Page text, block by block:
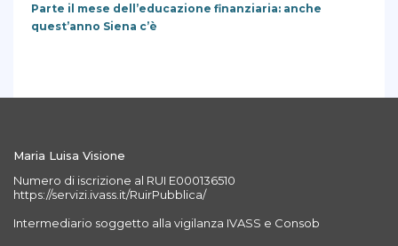
Parte il mese dell’educazione finanziaria: anche
quest’anno Siena c’è
Maria Luisa Visione
Numero di iscrizione al RUI E000136510
https://servizi.ivass.it/RuirPubblica/
Intermediario soggetto alla vigilanza IVASS e Consob